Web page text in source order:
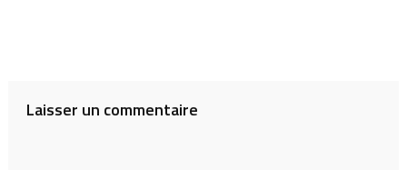
Laisser un commentaire